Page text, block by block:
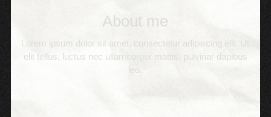
About me
Lorem ipsum dolor sit amet, consectetur adipiscing elit. Ut
elit tellus, luctus nec ullamcorper mattis, pulvinar dapibus
leo.